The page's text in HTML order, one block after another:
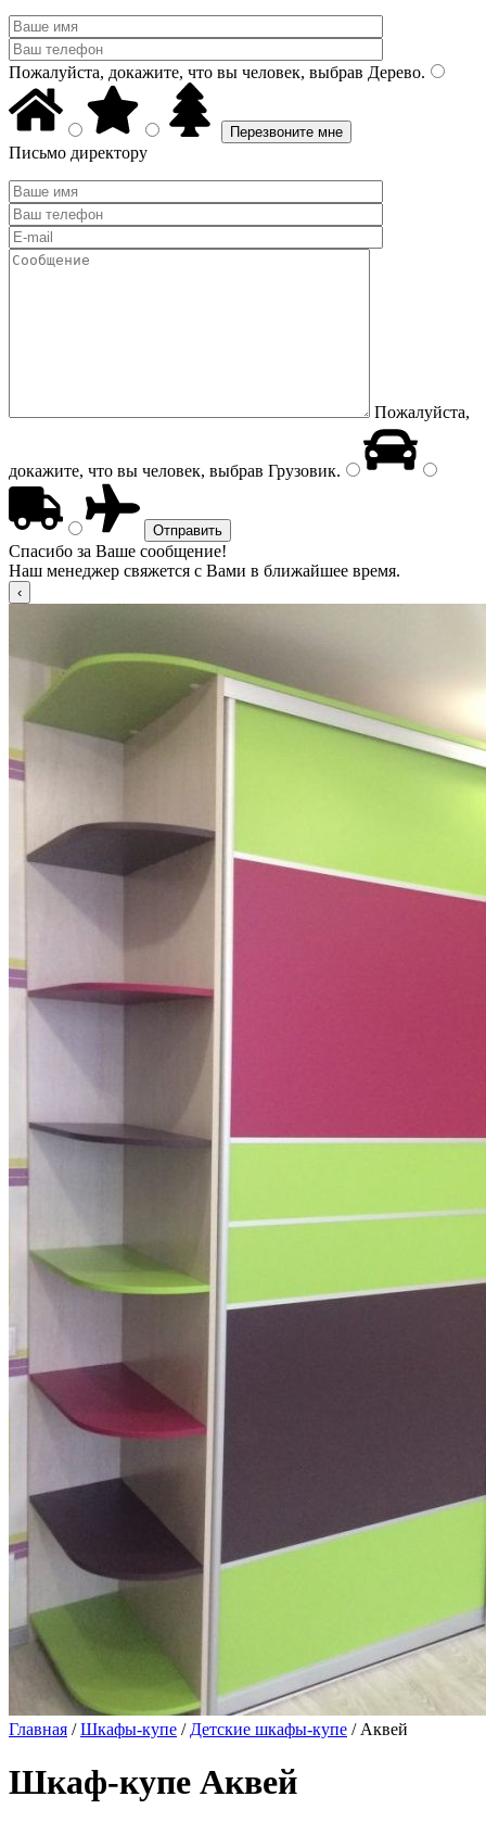
Пожалуйста, докажите, что вы человек, выбрав Дерево.
Письмо директору
Пожалуйста,
докажите, что вы человек, выбрав Грузовик.
Спасибо за Ваше сообщение!
Наш менеджер свяжется с Вами в ближайшее время.
Главная /Шкафы-купе / Детские шкафы-купе / Аквей
Шкаф-купе Аквей